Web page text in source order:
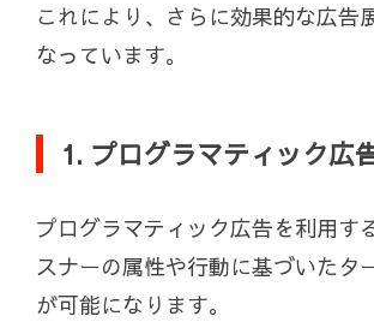
これにより、さらに効果的な広告
なっています。
1. プログラマティック広
プログラマティック広告を利用す
スナーの属性や行動に基づいたタ
が可能になります。